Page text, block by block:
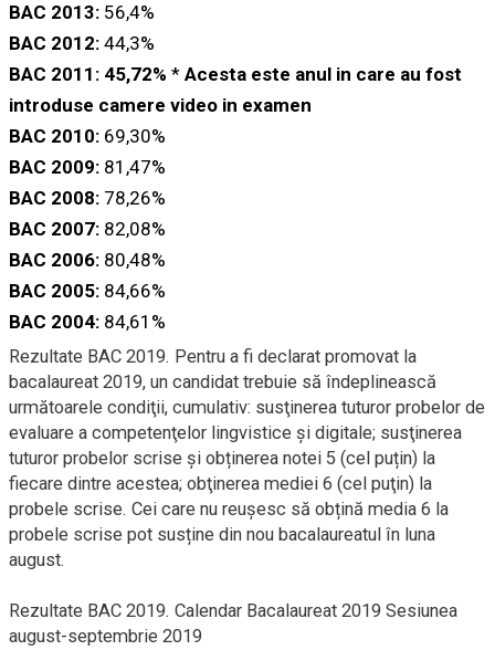
BAC 2013: 56,4%
BAC 2012: 44,3%
BAC 2011: 45,72% * Acesta este anul in care au fost
introduse camere video in examen
BAC 2010: 69,30%
BAC 2009: 81,47%
BAC 2008: 78,26%
BAC 2007: 82,08%
BAC 2006: 80,48%
BAC 2005: 84,66%
BAC 2004: 84,61%
Rezultate BAC 2019. Pentru a fi declarat promovat la
bacalaureat 2019, un candidat trebuie să îndeplinească
următoarele condiţii, cumulativ: susţinerea tuturor probelor de
evaluare a competenţelor lingvistice şi digitale; susţinerea
tuturor probelor scrise şi obținerea notei 5 (cel puțin) la
fiecare dintre acestea; obţinerea mediei 6 (cel puţin) la
probele scrise. Cei care nu reușesc să obțină media 6 la
probele scrise pot susține din nou bacalaureatul în luna
august.
Rezultate BAC 2019. Calendar Bacalaureat 2019 Sesiunea
august-septembrie 2019